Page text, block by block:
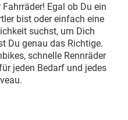
Egal ob Du ein
bist oder einfach eine
suchst, um Dich
Du genau das Richtige.
schnelle Rennräder
jeden Bedarf und jedes